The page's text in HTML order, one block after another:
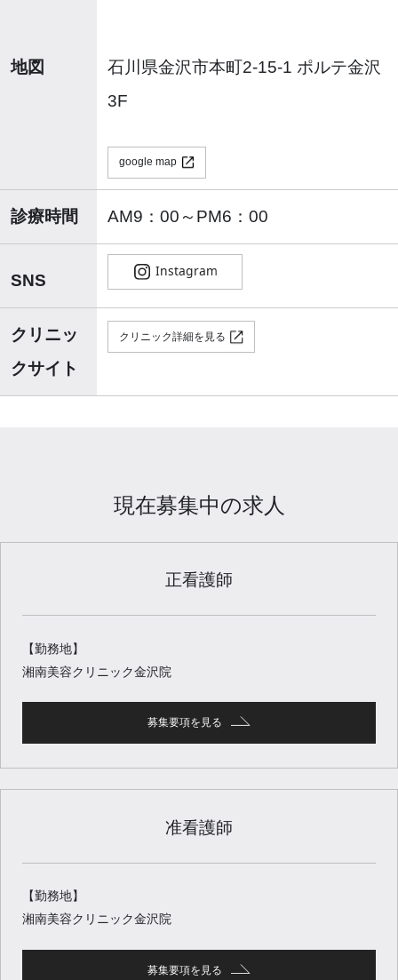
地図
石川県金沢市本町2-15-1 ポルテ金沢
3F
google map
診療時間 AM9：00～PM6：00
SNS
クリニッ
クサイト
クリニック詳細を見る
現在募集中の求人
正看護師
【勤務地】
湘南美容クリニック金沢院
募集要項を見る
准看護師
【勤務地】
湘南美容クリニック金沢院
募集要項を見る